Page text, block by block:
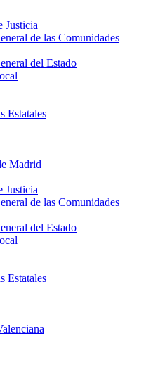
Justicia
de las Comunidades
del Estado
Estatales
Madrid
Justicia
de las Comunidades
del Estado
Estatales